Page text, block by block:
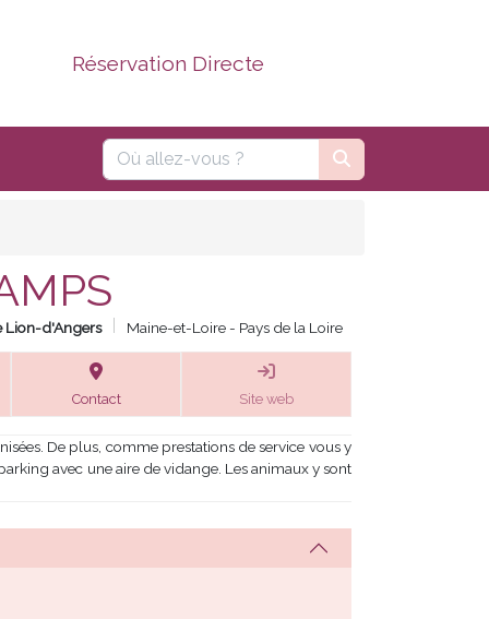
Réservation Directe
Lion-d'Angers Maine-et-Loire - Pays de la Loire
Contact Site web
De plus, comme prestations de service vous y
avec une aire de vidange. Les animaux y sont